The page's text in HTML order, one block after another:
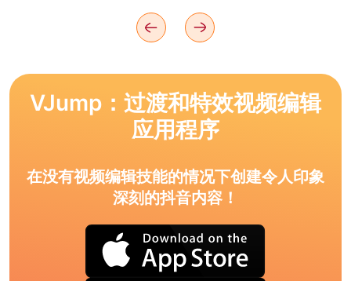
VJump：过渡和特效视频编辑
应用程序
在没有视频编辑技能的情况下创建令人印象
深刻的抖音内容！